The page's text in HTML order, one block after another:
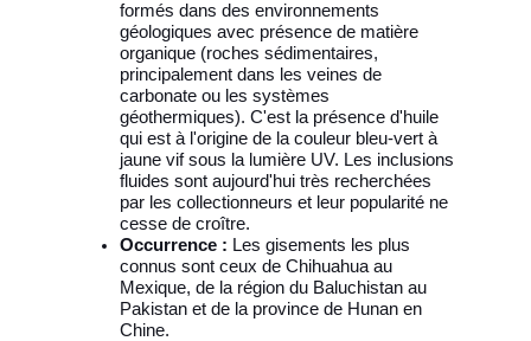
formés dans des environnements
géologiques avec présence de matière
organique (roches sédimentaires,
principalement dans les veines de
carbonate ou les systèmes
géothermiques). C'est la présence d'huile
qui est à l'origine de la couleur bleu-vert à
jaune vif sous la lumière UV. Les inclusions
fluides sont aujourd'hui très recherchées
par les collectionneurs et leur popularité ne
cesse de croître.
Occurrence : Les gisements les plus
connus sont ceux de Chihuahua au
Mexique, de la région du Baluchistan au
Pakistan et de la province de Hunan en
Chine.